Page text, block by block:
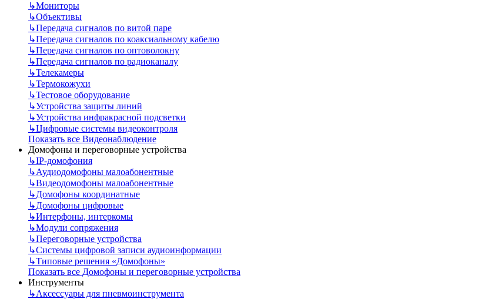
↳Мониторы
↳Объективы
↳Передача сигналов по витой паре
↳Передача сигналов по коаксиальному кабелю
↳Передача сигналов по оптоволокну
↳Передача сигналов по радиоканалу
↳Телекамеры
↳Термокожухи
↳Тестовое оборудование
↳Устройства защиты линий
↳Устройства инфракрасной подсветки
↳Цифровые системы видеоконтроля
Показать все Видеонаблюдение
Домофоны и переговорные устройства
↳IP-домофония
↳Аудиодомофоны малоабонентные
↳Видеодомофоны малоабонентные
↳Домофоны координатные
↳Домофоны цифровые
↳Интерфоны, интеркомы
↳Модули сопряжения
↳Переговорные устройства
↳Системы цифровой записи аудиоинформации
↳Типовые решения «Домофоны»
Показать все Домофоны и переговорные устройства
Инструменты
↳Аксессуары для пневмоинструмента